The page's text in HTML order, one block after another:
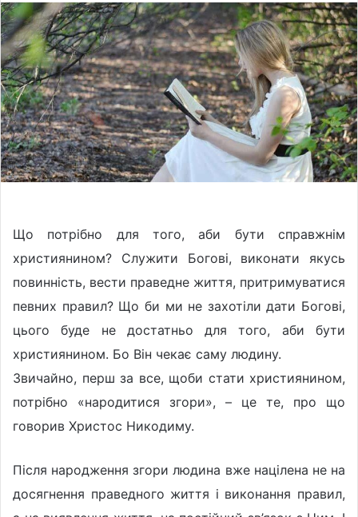
l
o
w
o
n
X
d
a
n
e
m
a
i
l
Що потрібно для того, аби бути справжнім
християнином? Служити Богові, виконати якусь
повинність, вести праведне життя, притримуватися
певних правил? Що би ми не захотіли дати Богові,
цього буде не достатньо для того, аби бути
християнином. Бо Він чекає саму людину.
Звичайно, перш за все, щоби стати християнином,
потрібно «народитися згори», – це те, про що
говорив Христос Никодиму.
Після народження згори людина вже націлена не на
досягнення праведного життя і виконання правил,